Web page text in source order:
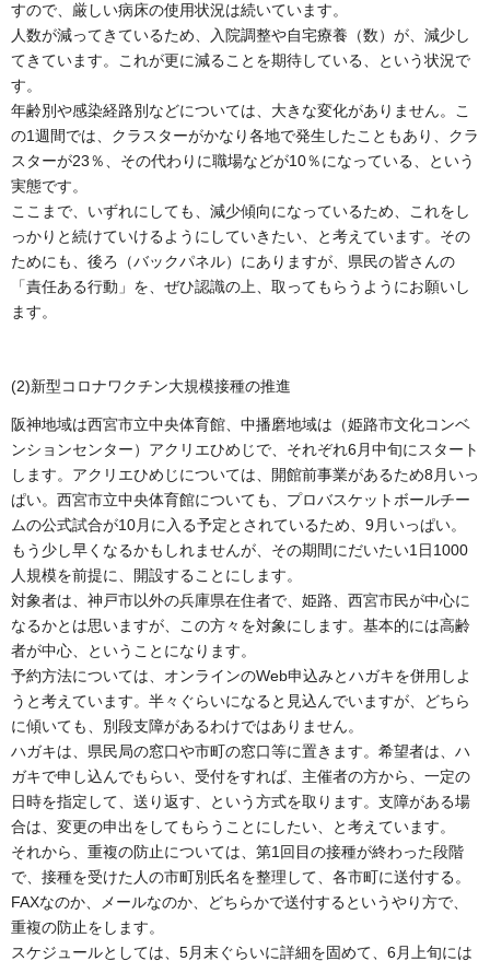
すので、厳しい病床の使用状況は続いています。
人数が減ってきているため、入院調整や自宅療養（数）が、減少し
てきています。これが更に減ることを期待している、という状況で
す。
年齢別や感染経路別などについては、大きな変化がありません。こ
の1週間では、クラスターがかなり各地で発生したこともあり、クラ
スターが23％、その代わりに職場などが10％になっている、という
実態です。
ここまで、いずれにしても、減少傾向になっているため、これをし
っかりと続けていけるようにしていきたい、と考えています。その
ためにも、後ろ（バックパネル）にありますが、県民の皆さんの
「責任ある行動」を、ぜひ認識の上、取ってもらうようにお願いし
ます。
(2)新型コロナワクチン大規模接種の推進
阪神地域は西宮市立中央体育館、中播磨地域は（姫路市文化コンベ
ンションセンター）アクリエひめじで、それぞれ6月中旬にスタート
します。アクリエひめじについては、開館前事業があるため8月いっ
ぱい。西宮市立中央体育館についても、プロバスケットボールチー
ムの公式試合が10月に入る予定とされているため、9月いっぱい。
もう少し早くなるかもしれませんが、その期間にだいたい1日1000
人規模を前提に、開設することにします。
対象者は、神戸市以外の兵庫県在住者で、姫路、西宮市民が中心に
なるかとは思いますが、この方々を対象にします。基本的には高齢
者が中心、ということになります。
予約方法については、オンラインのWeb申込みとハガキを併用しよ
うと考えています。半々ぐらいになると見込んでいますが、どちら
に傾いても、別段支障があるわけではありません。
ハガキは、県民局の窓口や市町の窓口等に置きます。希望者は、ハ
ガキで申し込んでもらい、受付をすれば、主催者の方から、一定の
日時を指定して、送り返す、という方式を取ります。支障がある場
合は、変更の申出をしてもらうことにしたい、と考えています。
それから、重複の防止については、第1回目の接種が終わった段階
で、接種を受けた人の市町別氏名を整理して、各市町に送付する。
FAXなのか、メールなのか、どちらかで送付するというやり方で、
重複の防止をします。
スケジュールとしては、5月末ぐらいに詳細を固めて、6月上旬には